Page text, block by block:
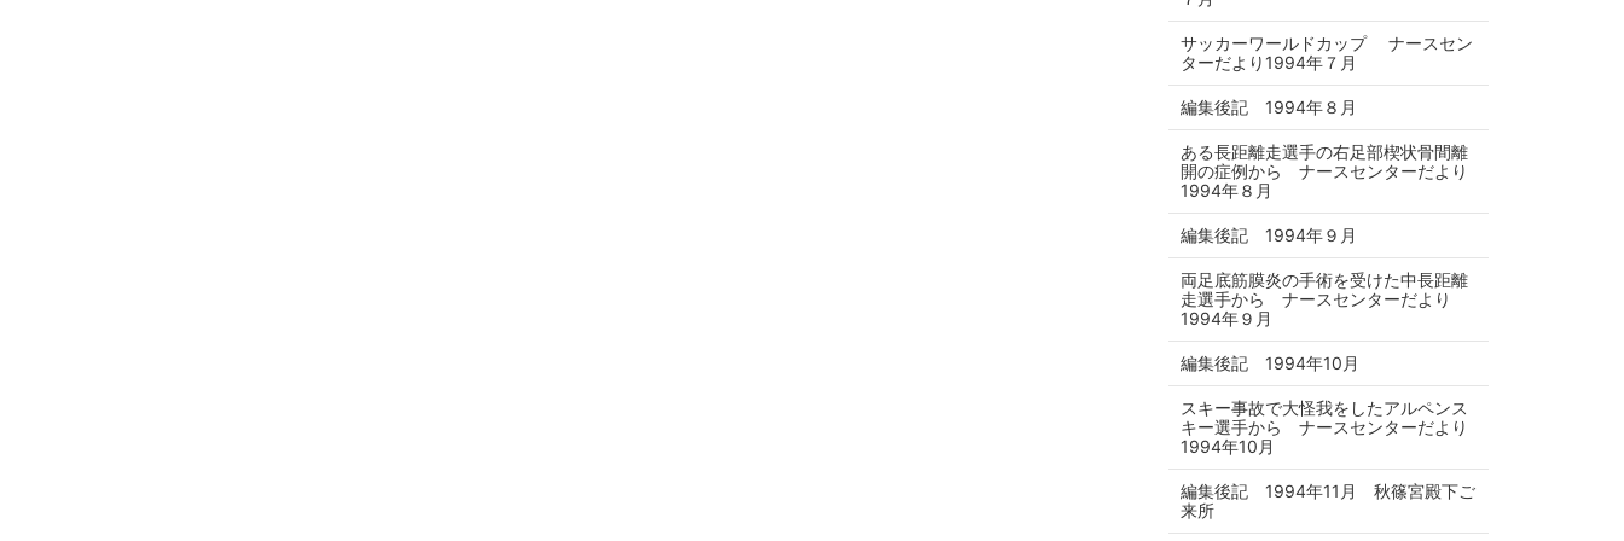
サッカーワールドカップ ナースセン
ターだより1994年７月
編集後記 1994年８月
ある長距離走選手の右足部楔状骨間離
開の症例から ナースセンターだより
1994年８月
編集後記 1994年９月
両足底筋膜炎の手術を受けた中長距離
走選手から ナースセンターだより
1994年９月
編集後記 1994年10月
スキー事故で大怪我をしたアルペンス
キー選手から ナースセンターだより
1994年10月
編集後記 1994年11月 秋篠宮殿下ご
来所